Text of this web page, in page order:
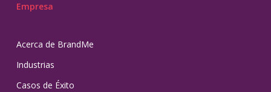
Empresa
Acerca de BrandMe
Industrias
Casos de Éxito